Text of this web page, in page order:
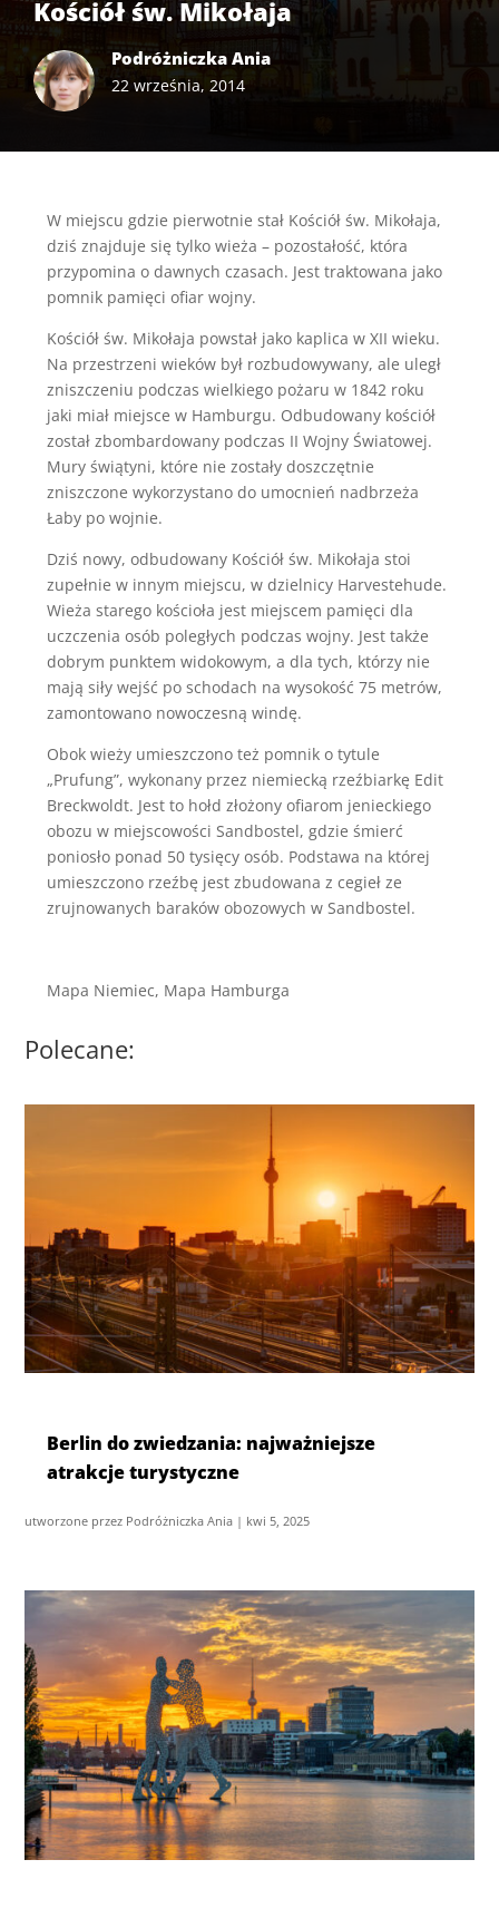
Kościół św. Mikołaja
Podróżniczka Ania
22 września, 2014
W miejscu gdzie pierwotnie stał Kościół św. Mikołaja,
dziś znajduje się tylko wieża – pozostałość, która
przypomina o dawnych czasach. Jest traktowana jako
pomnik pamięci ofiar wojny.
Kościół św. Mikołaja powstał jako kaplica w XII wieku.
Na przestrzeni wieków był rozbudowywany, ale uległ
zniszczeniu podczas wielkiego pożaru w 1842 roku
jaki miał miejsce w Hamburgu. Odbudowany kościół
został zbombardowany podczas II Wojny Światowej.
Mury świątyni, które nie zostały doszczętnie
zniszczone wykorzystano do umocnień nadbrzeża
Łaby po wojnie.
Dziś nowy, odbudowany Kościół św. Mikołaja stoi
zupełnie w innym miejscu, w dzielnicy Harvestehude.
Wieża starego kościoła jest miejscem pamięci dla
uczczenia osób poległych podczas wojny. Jest także
dobrym punktem widokowym, a dla tych, którzy nie
mają siły wejść po schodach na wysokość 75 metrów,
zamontowano nowoczesną windę.
Obok wieży umieszczono też pomnik o tytule
„Prufung”, wykonany przez niemiecką rzeźbiarkę Edit
Breckwoldt. Jest to hołd złożony ofiarom jenieckiego
obozu w miejscowości Sandbostel, gdzie śmierć
poniosło ponad 50 tysięcy osób. Podstawa na której
umieszczono rzeźbę jest zbudowana z cegieł ze
zrujnowanych baraków obozowych w Sandbostel.
Mapa Niemiec, Mapa Hamburga
Polecane:
Berlin do zwiedzania: najważniejsze
atrakcje turystyczne
utworzone przez Podróżniczka Ania | kwi 5, 2025